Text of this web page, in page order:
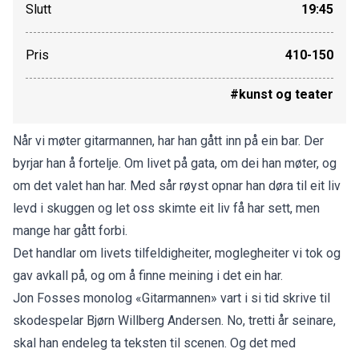
Slutt 19:45
Pris 410-150
#kunst og teater
Når vi møter gitarmannen, har han gått inn på ein bar. Der
byrjar han å fortelje. Om livet på gata, om dei han møter, og
om det valet han har. Med sår røyst opnar han døra til eit liv
levd i skuggen og let oss skimte eit liv få har sett, men
mange har gått forbi.
Det handlar om livets tilfeldigheiter, moglegheiter vi tok og
gav avkall på, og om å finne meining i det ein har.
Jon Fosses monolog «Gitarmannen» vart i si tid skrive til
skodespelar Bjørn Willberg Andersen. No, tretti år seinare,
skal han endeleg ta teksten til scenen. Og det med